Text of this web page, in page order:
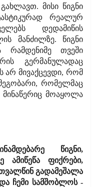
მისი წიგნი
რეალურ
დედამიწის
მანძილზე. წიგნი
თვეში
გერმანულადაც
არ მივაქცევდი, რომ
რომელმაც
მოაყოლა
წიგნი,
ამიწეწა ფიქრები,
თვალწინ გადამეშალა
ჩემი სამშობლოს -